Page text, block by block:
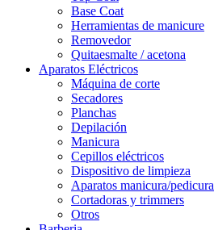
Base Coat
Herramientas de manicure
Removedor
Quitaesmalte / acetona
Aparatos Eléctricos
Máquina de corte
Secadores
Planchas
Depilación
Manicura
Cepillos eléctricos
Dispositivo de limpieza
Aparatos manicura/pedicura
Cortadoras y trimmers
Otros